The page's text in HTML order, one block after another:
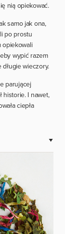
nią opiekować.
samo jak ona,
po prostu
opiekowali
wypić razem
wieczory.
parującej
historie. I nawet,
ciepła